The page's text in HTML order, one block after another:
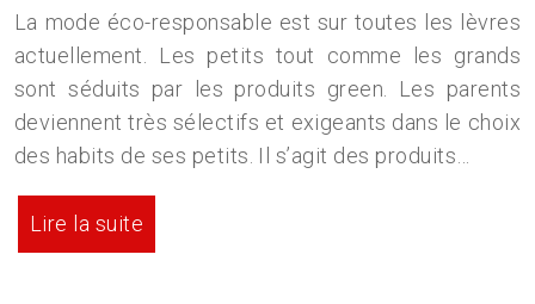
La mode éco-responsable est sur toutes les lèvres
actuellement. Les petits tout comme les grands
sont séduits par les produits green. Les parents
deviennent très sélectifs et exigeants dans le choix
des habits de ses petits. Il s’agit des produits…
Lire la suite